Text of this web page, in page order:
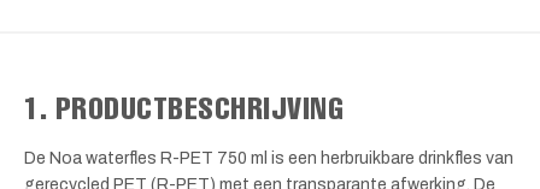
1. PRODUCTBESCHRIJVING
De Noa waterfles R-PET 750 ml is een herbruikbare drinkfles van
gerecycled PET (R-PET) met een transparante afwerking. De